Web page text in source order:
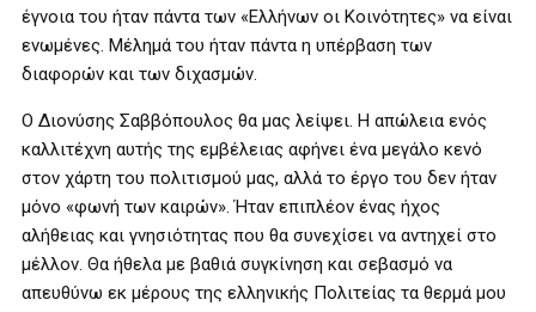
έγνοια του ήταν πάντα των «Ελλήνων οι Κοινότητες» να είναι
ενωμένες. Μέλημά του ήταν πάντα η υπέρβαση των
διαφορών και των διχασμών.
Ο Διονύσης Σαββόπουλος θα μας λείψει. Η απώλεια ενός
καλλιτέχνη αυτής της εμβέλειας αφήνει ένα μεγάλο κενό
στον χάρτη του πολιτισμού μας, αλλά το έργο του δεν ήταν
μόνο «φωνή των καιρών». Ήταν επιπλέον ένας ήχος
αλήθειας και γνησιότητας που θα συνεχίσει να αντηχεί στο
μέλλον. Θα ήθελα με βαθιά συγκίνηση και σεβασμό να
απευθύνω εκ μέρους της ελληνικής Πολιτείας τα θερμά μου